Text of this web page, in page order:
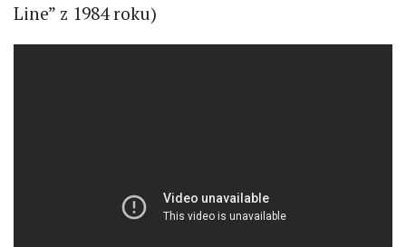
Line” z 1984 roku)